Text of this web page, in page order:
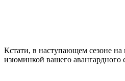
Кстати, в наступающем сезоне на
изюминкой вашего авангардного